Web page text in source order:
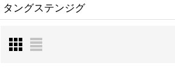
タングステンジグ